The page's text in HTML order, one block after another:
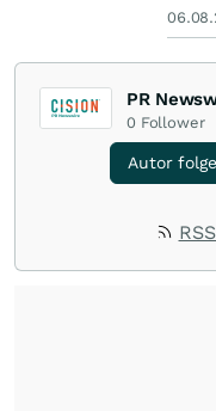
PR
0 Follower
Autor